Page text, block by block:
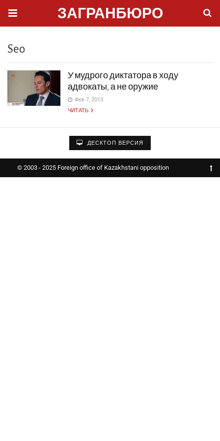
ЗАГРАНБЮРО
Seo
У мудрого диктатора в ходу
адвокаты, а не оружие
Фев 7, 2013
ЧИТАТЬ
ДЕСКТОП ВЕРСИЯ
© 2003 - 2025 Foreign office of Kazakhstani opposition